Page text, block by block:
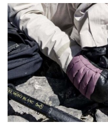
ブーツ
BURTON
DC shoes
DEELUXE
FLUX
HEAD